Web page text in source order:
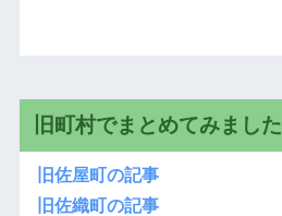
旧町村でまとめてみました
旧佐屋町の記事
旧佐織町の記事